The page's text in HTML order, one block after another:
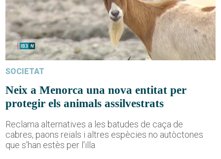
SOCIETAT
Neix a Menorca una nova entitat per
protegir els animals assilvestrats
Reclama alternatives a les batudes de caça de
cabres, paons reials i altres espècies no autòctones
que s'han estès per l'illa